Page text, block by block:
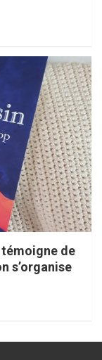
témoigne de
s’organise